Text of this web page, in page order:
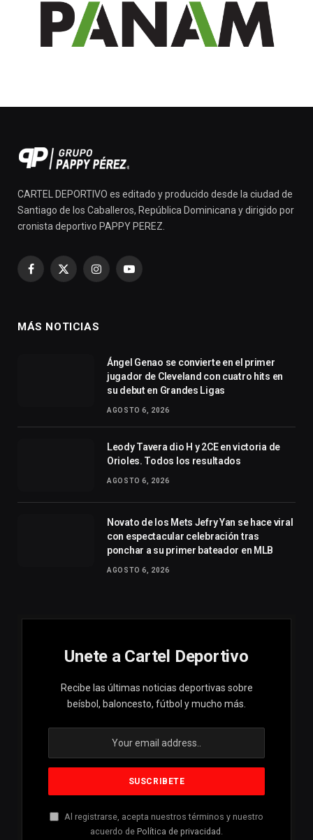
CARTEL DEPORTIVO es editado y producido desde la ciudad de
Santiago de los Caballeros, República Dominicana y dirigido por
cronista deportivo PAPPY PEREZ.
Facebook
X
InstagramYouTube
MÁS NOTICIAS
Ángel Genao se convierte en el primer
jugador de Cleveland con cuatro hits en
su debut en Grandes Ligas
AGOSTO 6, 2026
Leody Tavera dio H y 2CE en victoria de
Orioles. Todos los resultados
AGOSTO 6, 2026
Novato de los Mets Jefry Yan se hace viral
con espectacular celebración tras
ponchar a su primer bateador en MLB
AGOSTO 6, 2026
Unete a Cartel Deportivo
Recibe las últimas noticias deportivas sobre
beísbol, baloncesto, fútbol y mucho más.
Al registrarse, acepta nuestros términos y nuestro
acuerdo de Política de privacidad